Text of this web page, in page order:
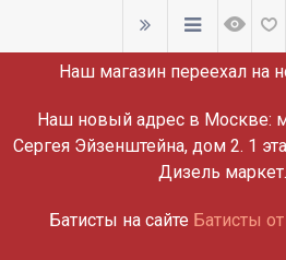
ВНИМАНИЕ!
Наш магазин переехал на
Наш новый адрес в Москве:
Сергея Эйзенштейна, дом 2. 1
Дизель маркет.
Батисты на сайте Батисты